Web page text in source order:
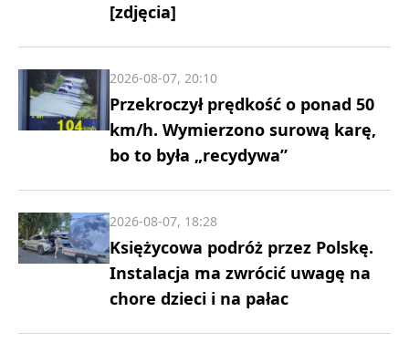
[zdjęcia]
Przekroczył prędkość o ponad 50
km/h. Wymierzono surową karę,
bo to była „recydywa”
2026-08-07, 20:10
Księżycowa podróż przez Polskę.
Instalacja ma zwrócić uwagę na
chore dzieci i na pałac
2026-08-07, 18:28